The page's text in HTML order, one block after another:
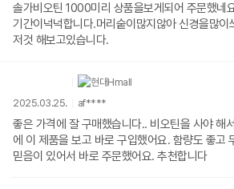
솔가비오틴 1000미리 상품을보게되어 주문했네
기간이넉넉합니다.머리숱이많지않아 신경을많이
저것 해보고있습니다.
2025.03.25. af****
좋은 가격에 잘 구매했습니다.. 비오틴을 사야 해
에 이 제품을 보고 바로 구입했어요. 함량도 좋고
믿음이 있어서 바로 주문했어요. 추천합니다